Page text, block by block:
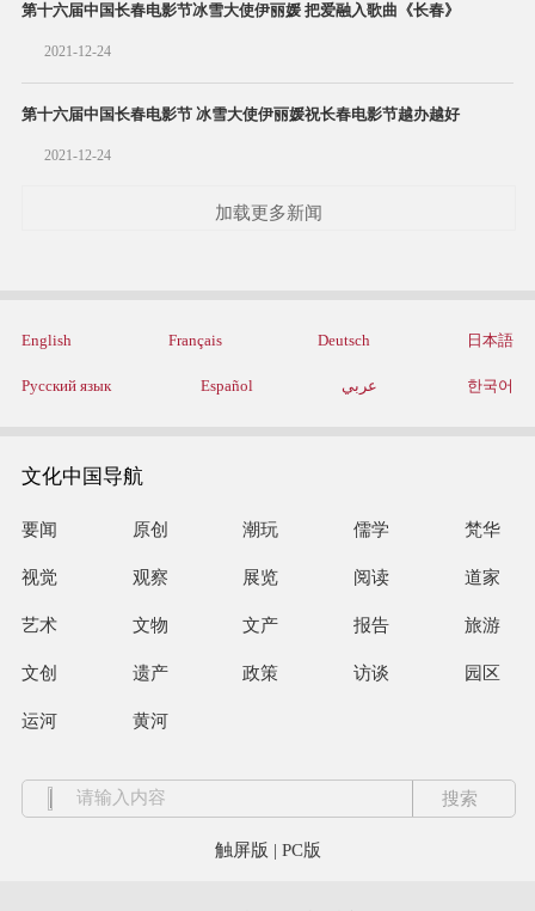
第十六届中国长春电影节冰雪大使伊丽媛 把爱融入歌曲《长春》
2021-12-24
第十六届中国长春电影节 冰雪大使伊丽媛祝长春电影节越办越好
2021-12-24
加载更多新闻
English Français Deutsch 日本語
Русский язык Español عربي 한국어
文化中国导航
要闻 原创 潮玩 儒学 梵华
视觉 观察 展览 阅读 道家
艺术 文物 文产 报告 旅游
文创 遗产 政策 访谈 园区
运河 黄河
触屏版 | PC版